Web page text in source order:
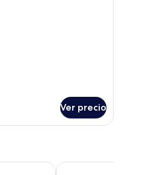
Ver precio
Hotel Montetaxco